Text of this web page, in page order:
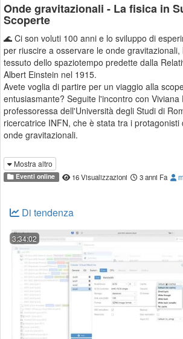
Onde gravitazionali - La fisica in
Scoperte
🌊 Ci son voluti 100 anni e lo sviluppo di
per riuscire a osservare le onde
tessuto dello spaziotempo predette dalla
Albert Einstein nel 1915.
Avete voglia di partire per un viaggio alla
entusiasmante? Seguite l'incontro con Viviana
professoressa dell'Università degli Studi di
ricercatrice INFN, che è stata tra i
onde gravitazionali.
🎥 L'incontro rientra nel ciclo di dirette "La
Scoperte", ideato per studenti e studentesse di
superiori e sarà arricchitto dal materiale video
💬 Per inviare le vostre domande e per
corso della diretta:https://vevox.app/#/m/
Mostra altro
Eventi online 16 Visualizzazioni 3 anni Fa
Di tendenza
3:34:02